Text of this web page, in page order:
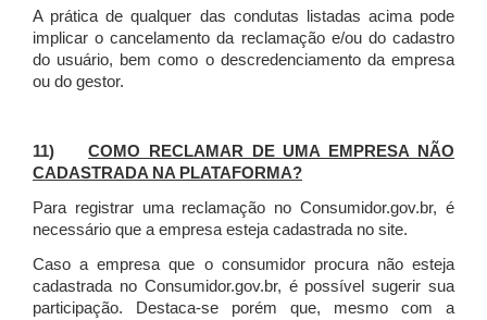
A prática de qualquer das condutas listadas acima pode
implicar o cancelamento da reclamação e/ou do cadastro
do usuário, bem como o descredenciamento da empresa
ou do gestor.
11)COMO RECLAMAR DE UMA EMPRESA NÃO
CADASTRADA NA PLATAFORMA?
Para registrar uma reclamação no Consumidor.gov.br, é
necessário que a empresa esteja cadastrada no site.
Caso a empresa que o consumidor procura não esteja
cadastrada no Consumidor.gov.br, é possível sugerir sua
participação. Destaca-se porém que, mesmo com a